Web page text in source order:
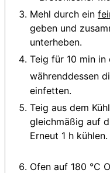
Mehl durch ein
geben und
unterheben.
Teig für 10 min in
währenddessen
einfetten.
Teig aus dem
gleichmäßig auf
Erneut 1 h kühlen.
Ofen auf 180 °C